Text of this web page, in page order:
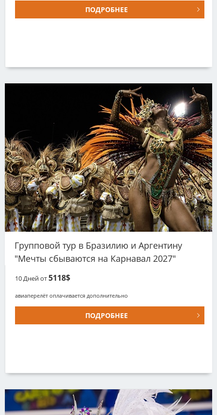
ПОДРОБНЕЕ
Групповой тур в Бразилию и Аргентину
"Мечты сбываются на Карнавал 2027"
10Дней от5118$
авиаперелёт оплачивается дополнительно
ПОДРОБНЕЕ